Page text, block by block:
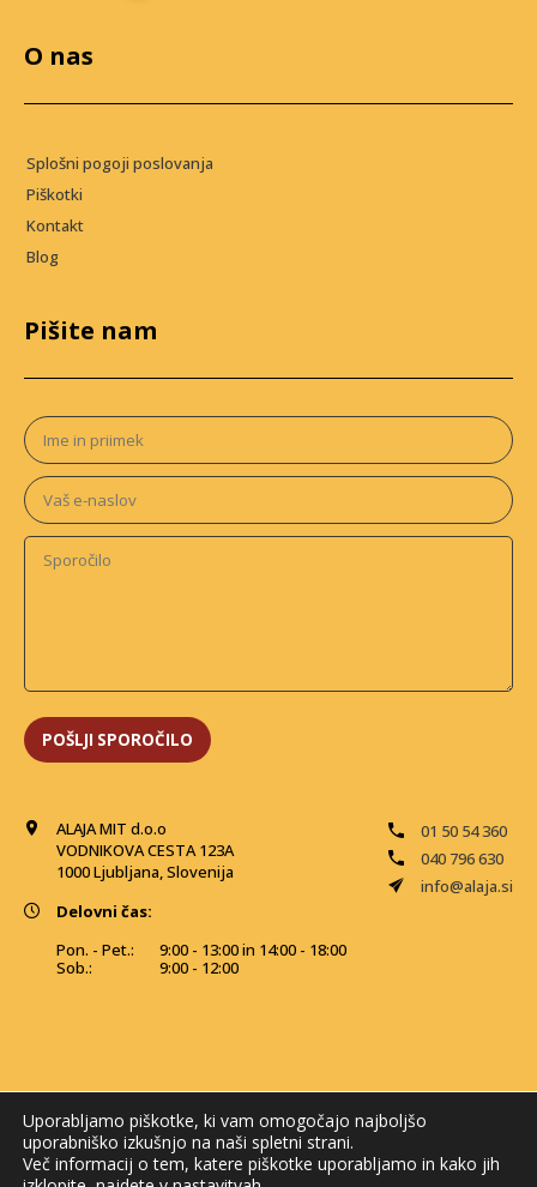
ALAJA MIT d.o.o
VODNIKOVA CESTA 123A
1000 Ljubljana, Slovenija
01 50 54 360
040 796 630
info@alaja.si
Delovni čas:
Pon. - Pet.:
Sob.:
9:00 - 13:00 in 14:00 - 18:00
9:00 - 12:00
O nas
Splošni pogoji poslovanja
Piškotki
Kontakt
Blog
Pišite nam
Uporabljamo piškotke, ki vam omogočajo najboljšo
uporabniško izkušnjo na naši spletni strani.
Več informacij o tem, katere piškotke uporabljamo in kako jih